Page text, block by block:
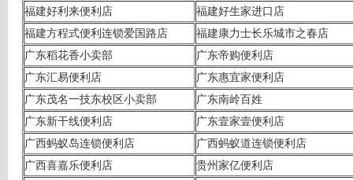
福建好利来便利店
福建好生家进口店
福建方程式便利连锁爱国路店
福建康力士长乐城市之春店
广东稻花香小卖部
广东帝购便利店
广东汇易便利店
广东惠宜家便利店
广东茂名一技东校区小卖部
广东南岭百姓
广东新干线便利店
广东壹家壹便利店
广西蚂蚁岛连锁便利店
广西蚂蚁道连锁便利店
广西喜嘉乐便利店
贵州家亿便利店